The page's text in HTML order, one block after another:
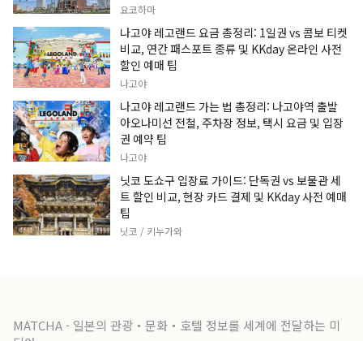
요코하마
나고야 레고랜드 요금 총정리: 1일권 vs 콤보 티켓
비교, 연간 패스포트 종류 및 KKday 온라인 사전
할인 예매 팁
나고야
나고야 레고랜드 가는 법 총정리: 나고야역 출발
아오나미선 전철, 주차장 정보, 택시 요금 및 입장
권 예약 팁
나고야
닛코 도쇼구 입장료 가이드: 단독권 vs 보물관 세
트 할인 비교, 현장 카드 결제 및 KKday 사전 예매
팁
닛코 / 키누가와
MATCHA - 일본의 관광・문화・호텔 정보를 세계에 전달하는 미